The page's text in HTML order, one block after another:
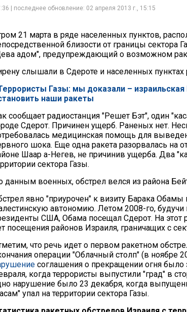
| последнее обновление: 02 апреля 2013 г., 15:15
21 марта в ряде населенных пунктов,
близости от границы сектора
адом", предупреждающий о возможном
слышали в Сдероте и населенных
Газы: мы доказали –
наши ракеты
сообщает радиостанция "Решет Бэт", один
Сдерот. Причинен ущерб. Раненых нет.
медицинская помощь для
шока. Еще одна ракета разорвалась на
Шаар а-Негев, не причинив ущерба. Два
сектора Газы.
данным военных, обстрел велся из района
явно "приурочен" к визиту Барака Обамы
автономию. Летом 2008-го, будучи
США, Обама посещал Сдерот. На этот
посещения районов Израиля, граничащих с
что речь идет о первом ракетном
операции "Облачный столп" (в ноябре
соглашения о прекращении огня было
когда террористы выпустили "град" в
нарушение было 23 декабря, когда
упал на территории сектора Газы.